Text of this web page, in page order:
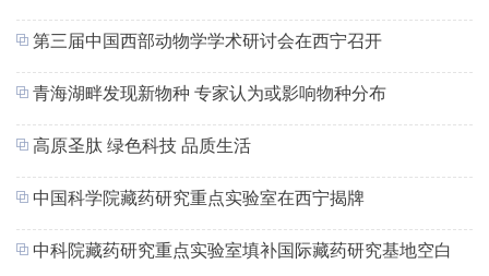
第三届中国西部动物学学术研讨会在西宁召开
青海湖畔发现新物种 专家认为或影响物种分布
高原圣肽 绿色科技 品质生活
中国科学院藏药研究重点实验室在西宁揭牌
中科院藏药研究重点实验室填补国际藏药研究基地空白